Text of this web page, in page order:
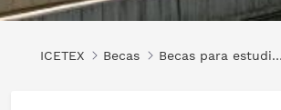
ICETEX Becas Becas para estudios en el exterior